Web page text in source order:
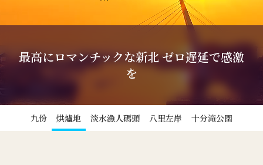
最高にロマンチックな新北 ゼロ遅延で感激
を
九份 烘爐地 淡水漁人碼頭 八里左岸 十分滝公園